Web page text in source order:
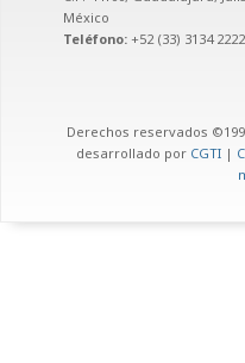
México
Teléfono: +52 (33) 3134 2222
Derechos reservados
desarrollado por CGTI |